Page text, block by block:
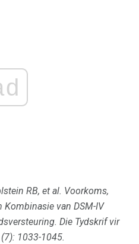
RB, et al. Voorkoms,
Kombinasie van DSM-IV
Die Tydskrif vir
1033-1045.